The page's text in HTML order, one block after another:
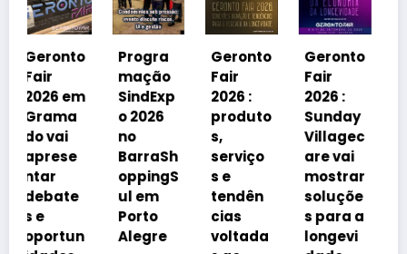
Progra
mação
SindExp
o 2026
no
BarraSh
oppingS
ul em
Porto
Alegre
Geronto
Fair
2026 :
produto
s,
serviço
s e
tendên
cias
voltada
Geronto
Fair
2026 :
Sunday
are vai
mostrar
soluçõe
s para a
longevi
Geronto
Fair
2026 em
Grama
do
debater
á
avanço
imobiliá
rio
impulsi
onado